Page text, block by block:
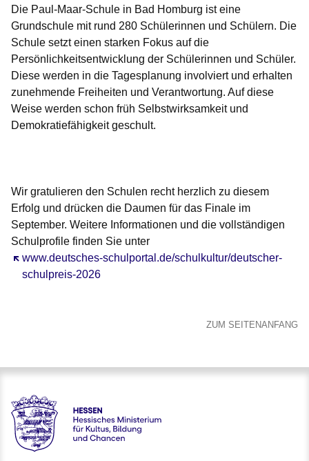
Die Paul-Maar-Schule in Bad Homburg ist eine
Grundschule mit rund 280 Schülerinnen und Schülern. Die
Schule setzt einen starken Fokus auf die
Persönlichkeitsentwicklung der Schülerinnen und Schüler.
Diese werden in die Tagesplanung involviert und erhalten
zunehmende Freiheiten und Verantwortung. Auf diese
Weise werden schon früh Selbstwirksamkeit und
Demokratiefähigkeit geschult.
Wir gratulieren den Schulen recht herzlich zu diesem
Erfolg und drücken die Daumen für das Finale im
September. Weitere Informationen und die vollständigen
Schulprofile finden Sie unter
www.deutsches-schulportal.de/schulkultur/deutscher-
schulpreis-2026
Öffnet sich in einem neuen Fenster
ZUM SEITENANFANG
Hessen - Hessisches Ministerium für Kultus, Bildung und